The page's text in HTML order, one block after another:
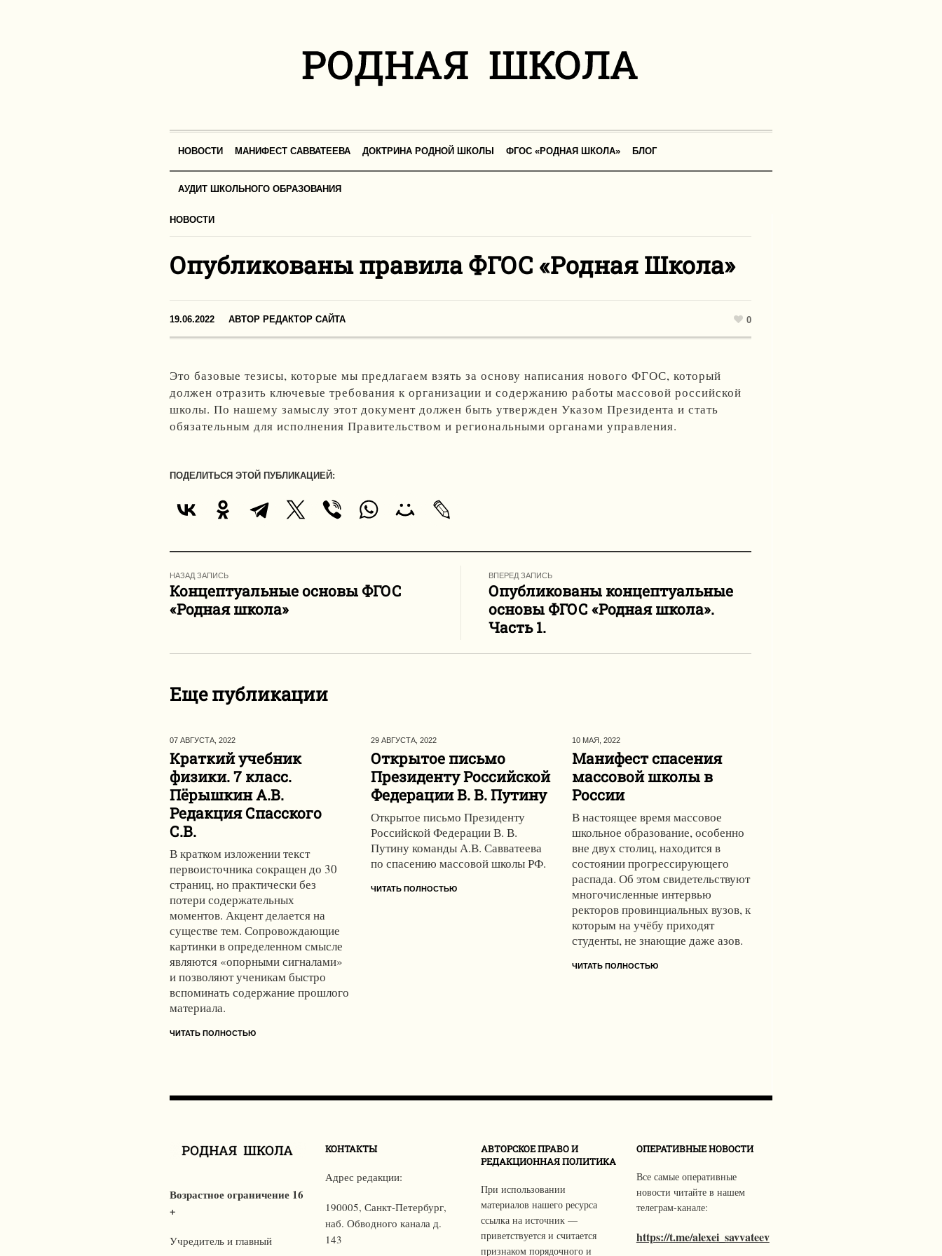
НОВОСТИ МАНИФЕСТ САВВАТЕЕВА ДОКТРИНА РОДНОЙ ШКОЛЫ ФГОС «РОДНАЯ ШКОЛА» БЛОГ
АУДИТ ШКОЛЬНОГО ОБРАЗОВАНИЯ
НОВОСТИ
Опубликованы правила ФГОС «Родная Школа»
19.06.2022 АВТОР РЕДАКТОР САЙТА 0
Это базовые тезисы, которые мы предлагаем взять за основу написания нового ФГОС, который
должен отразить ключевые требования к организации и содержанию работы массовой российской
школы. По нашему замыслу этот документ должен быть утвержден Указом Президента и стать
обязательным для исполнения Правительством и региональными органами управления.
ПОДЕЛИТЬСЯ ЭТОЙ ПУБЛИКАЦИЕЙ:
НАЗАД ЗАПИСЬ
Концептуальные основы ФГОС
«Родная школа»
ВПЕРЕД ЗАПИСЬ
Опубликованы концептуальные
основы ФГОС «Родная школа».
Часть 1.
Еще публикации
07 АВГУСТА, 2022
Краткий учебник
физики. 7 класс.
Пёрышкин А.В.
Редакция Спасского
С.В.
В кратком изложении текст
первоисточника сокращен до 30
страниц, но практически без
потери содержательных
моментов. Акцент делается на
существе тем. Сопровождающие
картинки в определенном смысле
являются «опорными сигналами»
и позволяют ученикам быстро
вспоминать содержание прошлого
материала.
ЧИТАТЬ ПОЛНОСТЬЮ
29 АВГУСТА, 2022
Открытое письмо
Президенту Российской
Федерации В. В. Путину
Открытое письмо Президенту
Российской Федерации В. В.
Путину команды А.В. Савватеева
по спасению массовой школы РФ.
ЧИТАТЬ ПОЛНОСТЬЮ
10 МАЯ, 2022
Манифест спасения
массовой школы в
России
В настоящее время массовое
школьное образование, особенно
вне двух столиц, находится в
состоянии прогрессирующего
распада. Об этом свидетельствуют
многочисленные интервью
ректоров провинциальных вузов, к
которым на учёбу приходят
студенты, не знающие даже азов.
ЧИТАТЬ ПОЛНОСТЬЮ
Возрастное ограничение 16
+
Учредитель и главный
КОНТАКТЫ
Адрес редакции:
190005, Санкт-Петербург,
наб. Обводного канала д.
143
АВТОРСКОЕ ПРАВО И
РЕДАКЦИОННАЯ ПОЛИТИКА
При использовании
материалов нашего ресурса
ссылка на источник —
приветствуется и считается
признаком порядочного и
ОПЕРАТИВНЫЕ НОВОСТИ
Все самые оперативные
новости читайте в нашем
телеграм-канале:
https://t.me/alexei_savvateev